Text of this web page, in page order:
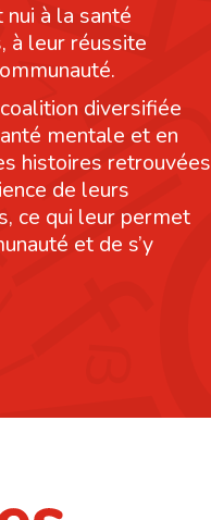
à la santé
à leur réussite
diversifiée
mentale et en
histoires retrouvées
de leurs
ce qui leur permet
et de s’y